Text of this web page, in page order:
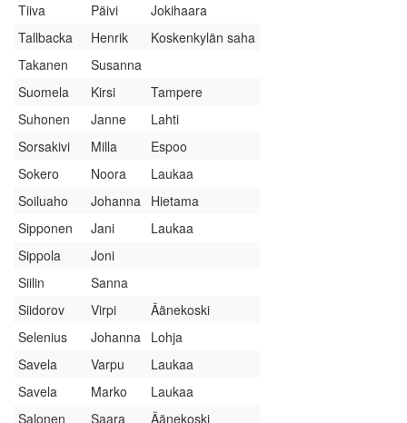
Tiiva
Päivi
Jokihaara
Tallbacka
Henrik
Koskenkylän saha
Takanen
Susanna
Suomela
Kirsi
Tampere
Suhonen
Janne
Lahti
Sorsakivi
Milla
Espoo
Sokero
Noora
Laukaa
Soiluaho
Johanna Hietama
Sipponen
Jani
Laukaa
Sippola
Joni
Siilin
Sanna
Siidorov
Virpi
Äänekoski
Selenius
Johanna Lohja
Savela
Varpu
Laukaa
Savela
Marko
Laukaa
Salonen
Saara Äänekoski